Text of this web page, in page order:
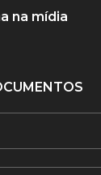
na mídia